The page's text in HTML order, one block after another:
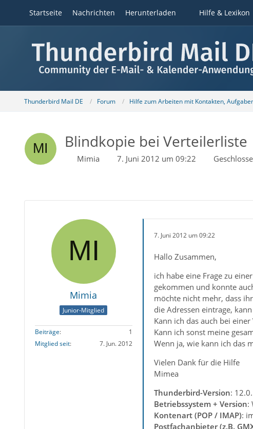
Startseite Nachrichten Herunterladen Hilfe & Lexikon
Thunderbird Mail DE Forum Hilfe zum Arbeiten mit Kontakten,
Blindkopie bei Verteilerliste
Mimia 7. Juni 2012 um 09:22
Mimia
Junior-Mitglied
Beiträge
1
Mitglied seit
7. Jun. 2012
7. Juni 2012 um 09:22
Hallo Zusammen,
ich habe eine Frage zu
gekommen und konnte
möchte nicht mehr, dass
die Adressen eintrage,
Kann ich das auch bei
Kann ich sonst meine
Wenn ja, wie kann ich das
Vielen Dank für die Hilfe
Mimea
Thunderbird-Version:
Betriebssystem + Version:
Kontenart (POP / IMAP):
Postfachanbieter (z.B.